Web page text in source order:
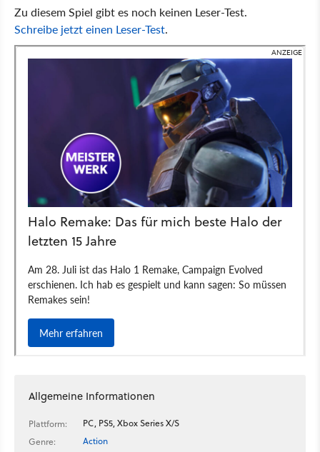
Zu diesem Spiel gibt es noch keinen Leser-Test.
Schreibe jetzt einen Leser-Test.
Allgemeine Informationen
Plattform:
PC, PS5, Xbox Series X/S
Genre:
Action